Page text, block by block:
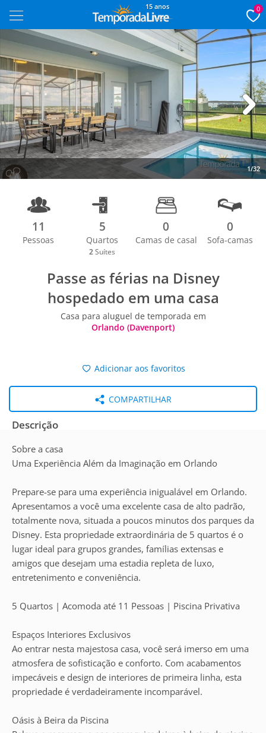
15 anos 0
1/32
Next
11
Pessoas
5
Quartos
2 Suítes
0
Camas de casal
0
Sofa-camas
Passe as férias na Disney
hospedado em uma casa
Casa para aluguel de temporada em
Orlando (Davenport)
Adicionar aos favoritos
COMPARTILHAR
Descrição
Sobre a casa
Uma Experiência Além da Imaginação em Orlando
Prepare-se para uma experiência inigualável em Orlando.
Apresentamos a você uma excelente casa de alto padrão,
totalmente nova, situada a poucos minutos dos parques da
Disney. Esta propriedade extraordinária de 5 quartos é o
lugar ideal para grupos grandes, famílias extensas e
amigos que desejam uma estadia repleta de luxo,
entretenimento e conveniência.
5 Quartos | Acomoda até 11 Pessoas | Piscina Privativa
Espaços Interiores Exclusivos
Ao entrar nesta majestosa casa, você será imerso em uma
atmosfera de sofisticação e conforto. Com acabamentos
impecáveis e design de interiores de primeira linha, esta
propriedade é verdadeiramente incomparável.
Oásis à Beira da Piscina